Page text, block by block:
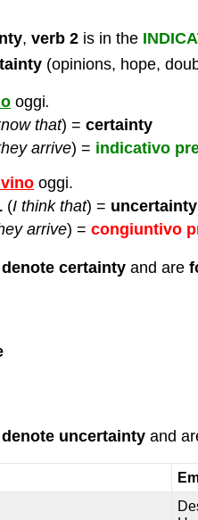
, verb 2is in the
(opinions, hope,
oggi.
that) = certainty
arrive) = indicativo
oggi.
(I think that) = uncertainty
arrive) = congiuntivo
denote certaintyand are
denote uncertaintyand